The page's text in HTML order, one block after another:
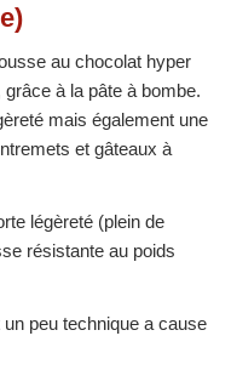
au chocolat hyper
grâce à la pâte à bombe.
mais également une
et gâteaux à
légèreté (plein de
résistante au poids
peu technique a cause